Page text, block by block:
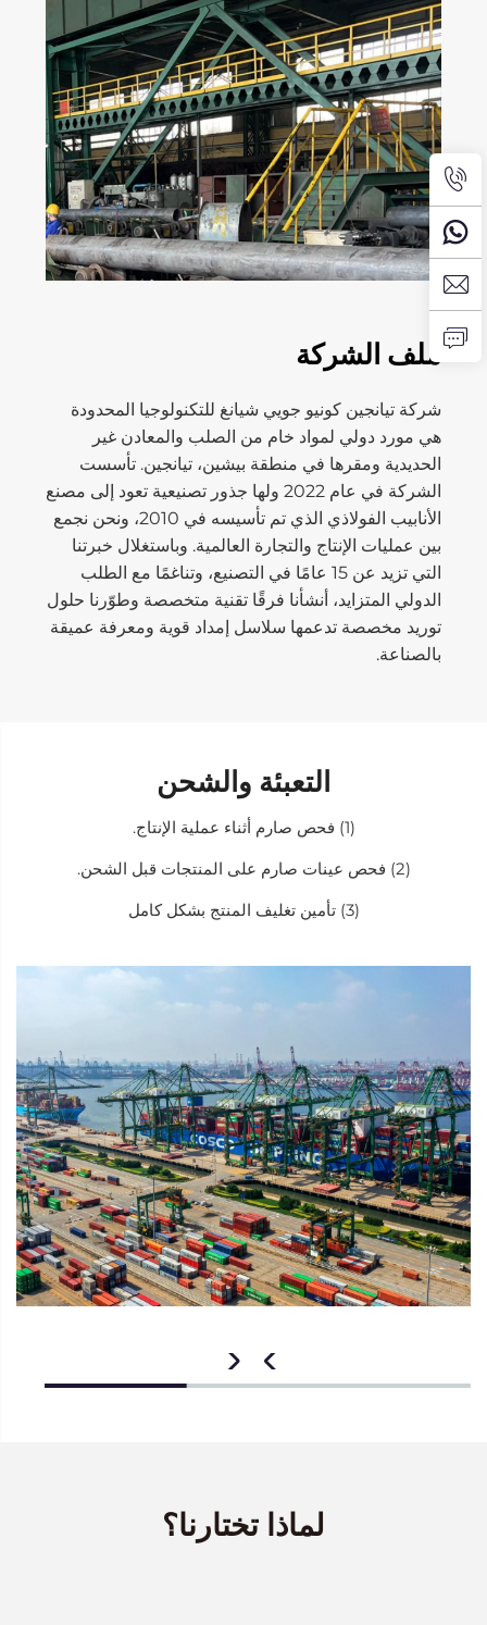
ملف الشركة
شركة تيانجين كونيو جويي شيانغ للتكنولوجيا المحدودة
هي مورد دولي لمواد خام من الصلب والمعادن غير
الحديدية ومقرها في منطقة بيشين، تيانجين. تأسست
الشركة في عام 2022 ولها جذور تصنيعية تعود إلى مصنع
الأنابيب الفولاذي الذي تم تأسيسه في 2010، ونحن نجمع
بين عمليات الإنتاج والتجارة العالمية. وباستغلال خبرتنا
التي تزيد عن 15 عامًا في التصنيع، وتناغمًا مع الطلب
الدولي المتزايد، أنشأنا فرقًا تقنية متخصصة وطوّرنا حلول
توريد مخصصة تدعمها سلاسل إمداد قوية ومعرفة عميقة
بالصناعة.
التعبئة والشحن
(1) فحص صارم أثناء عملية الإنتاج.
(2) فحص عينات صارم على المنتجات قبل الشحن.
(3) تأمين تغليف المنتج بشكل كامل
لماذا تختارنا؟